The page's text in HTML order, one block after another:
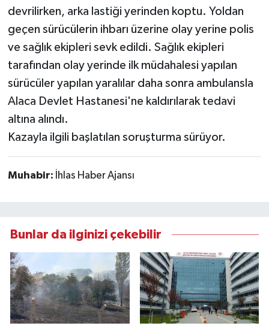
devrilirken, arka lastiği yerinden koptu. Yoldan
geçen sürücülerin ihbarı üzerine olay yerine polis
ve sağlık ekipleri sevk edildi. Sağlık ekipleri
tarafından olay yerinde ilk müdahalesi yapılan
sürücüler yapılan yaralılar daha sonra ambulansla
Alaca Devlet Hastanesi'ne kaldırılarak tedavi
altına alındı.
Kazayla ilgili başlatılan soruşturma sürüyor.
Muhabir: İhlas Haber Ajansı
Bunlar da ilginizi çekebilir